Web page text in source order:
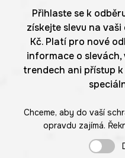
Přihlaste se k
získejte slevu na
Kč. Platí pro nové
informace o
trendech ani přístup
Chceme, aby do vaší
opravdu zajímá.